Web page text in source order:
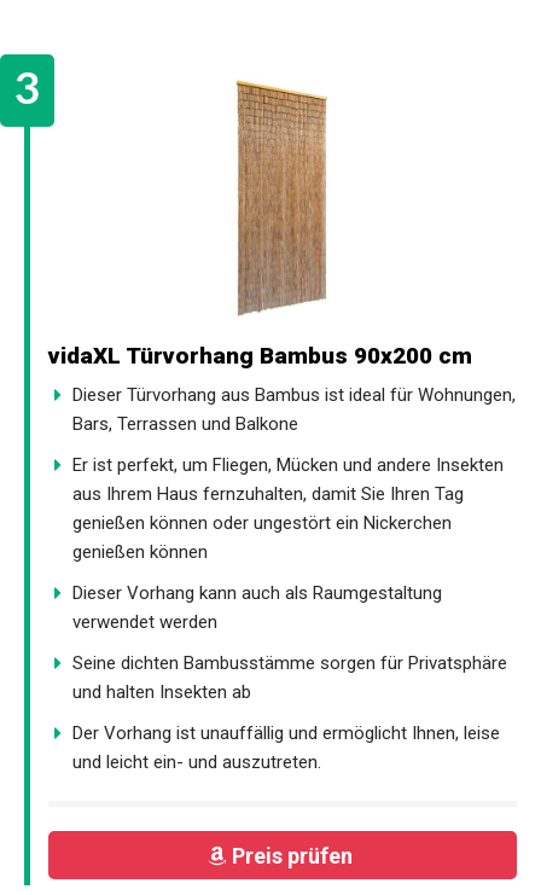
vidaXL Türvorhang Bambus 90x200 cm
Dieser Türvorhang aus Bambus ist ideal für Wohnungen,
Bars, Terrassen und Balkone
Er ist perfekt, um Fliegen, Mücken und andere Insekten
aus Ihrem Haus fernzuhalten, damit Sie Ihren Tag
genießen können oder ungestört ein Nickerchen
genießen können
Dieser Vorhang kann auch als Raumgestaltung
verwendet werden
Seine dichten Bambusstämme sorgen für Privatsphäre
und halten Insekten ab
Der Vorhang ist unauffällig und ermöglicht Ihnen, leise
und leicht ein- und auszutreten.
Preis prüfen